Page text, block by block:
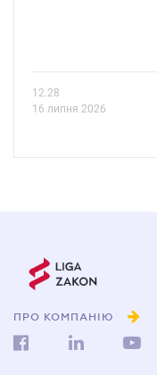
12.28
16 липня 2026
ПРО КОМПАНІЮ